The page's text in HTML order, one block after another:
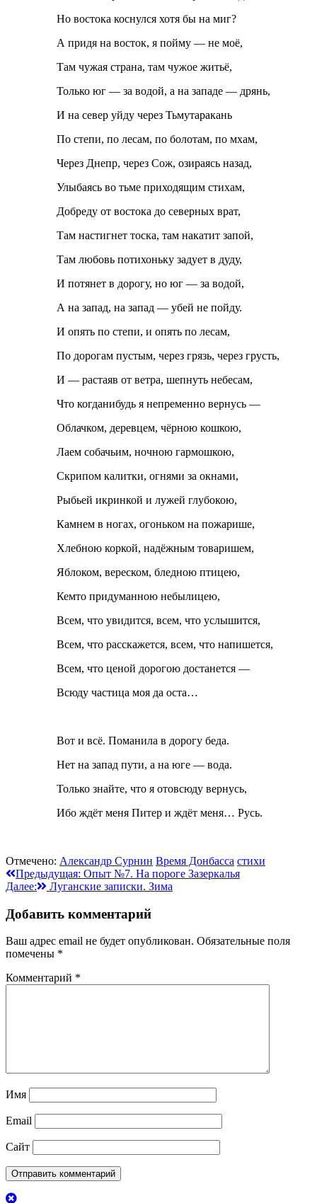
Но востока коснулся хотя бы на миг?
А придя на восток, я пойму — не моё,
Там чужая страна, там чужое житьё,
Только юг — за водой, а на западе — дрянь,
И на север уйду через Тьмутаракань
По степи, по лесам, по болотам, по мхам,
Через Днепр, через Сож, озираясь назад,
Улыбаясь во тьме приходящим стихам,
Добреду от востока до северных врат,
Там настигнет тоска, там накатит запой,
Там любовь потихоньку задует в дуду,
И потянет в дорогу, но юг — за водой,
А на запад, на запад — убей не пойду.
И опять по степи, и опять по лесам,
По дорогам пустым, через грязь, через грусть,
И — растаяв от ветра, шепнуть небесам,
Что когда­нибудь я непременно вернусь —
Облачком, деревцем, чёрною кошкою,
Лаем собачьим, ночною гармошкою,
Скрипом калитки, огнями за окнами,
Рыбьей икринкой и лужей глубокою,
Камнем в ногах, огоньком на пожарише,
Хлебною коркой, надёжным товаришем,
Яблоком, вереском, бледною птицею,
Кем­то придуманною небылицею,
Всем, что увидится, всем, что услышится,
Всем, что расскажется, всем, что напишется,
Всем, что ценой дорогою достанется —
Всюду частица моя да оста…
Вот и всё. Поманила в дорогу беда.
Нет на запад пути, а на юге — вода.
Только знайте, что я отовсюду вернусь,
Ибо ждёт меня Питер и ждёт меня… Русь.
Отмечено: Александр Сурнин Время Донбасса стихи
Навигация
по
записям
Предыдущая: Опыт №7. На пороге Зазеркалья
Далее:
Луганские записки. Зима
Добавить комментарий
Ваш адрес email не будет опубликован. Обязательные поля
помечены *
Комментарий *
Имя
Email
Сайт